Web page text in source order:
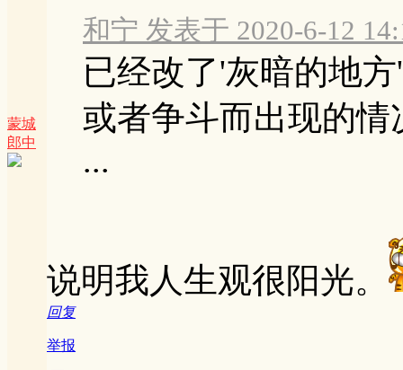
蒙城
郎中
和宁 发表于 2020-6-12
已经改了'灰暗的地
或者争斗而出现的情
...
说明我人生观很阳光。
回复
举报